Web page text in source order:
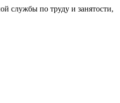
службы по труду и занятости,